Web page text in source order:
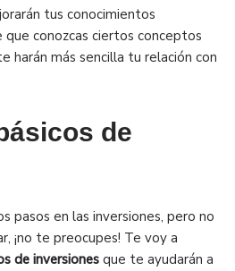
tus conocimientos
conozcas ciertos conceptos
harán más sencilla tu relación con
de
pasos en las inversiones, pero no
¡no te preocupes! Te voy a
de inversiones que te ayudarán a